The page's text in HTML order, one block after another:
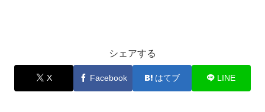
シェアする
X Facebook はてブ LINE